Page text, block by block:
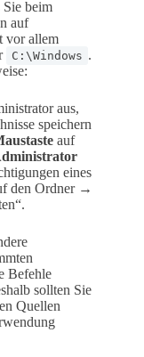
beim
auf
vor allem
C:\Windows .
aus,
speichern
auf
eines
den Ordner →
Befehle
sollten Sie
Quellen